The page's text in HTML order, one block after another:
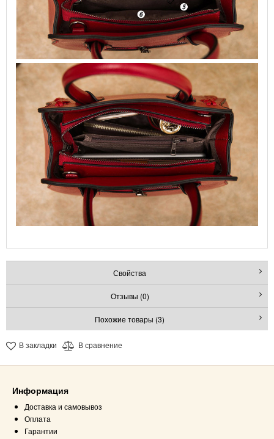
Свойства
Отзывы (0)
Похожие товары (3)
В закладки В сравнение
Информация
Доставка и самовывоз
Оплата
Гарантии